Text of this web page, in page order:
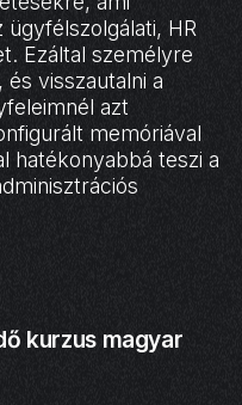
HR
Ezáltal személyre
visszautalni a
azt
memóriával
hatékonyabbá teszi a
kurzus magyar